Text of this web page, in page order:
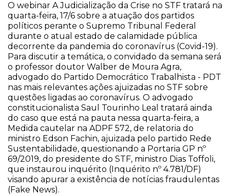
O webinar A Judicialização da Crise no STF tratará na
quarta-feira, 17/6 sobre a atuação dos partidos
políticos perante o Supremo Tribunal Federal
durante o atual estado de calamidade pública
decorrente da pandemia do coronavírus (Covid-19).
Para discutir a temática, o convidado da semana será
o professor doutor Walber de Moura Agra,
advogado do Partido Democrático Trabalhista - PDT
nas mais relevantes ações ajuizadas no STF sobre
questões ligadas ao coronavírus. O advogado
constitucionalista Saul Tourinho Leal tratará ainda
do caso que está na pauta nessa quarta-feira, a
Medida cautelar na ADPF 572, de relatoria do
ministro Edson Fachin, ajuizada pelo partido Rede
Sustentabilidade, questionando a Portaria GP nº
69/2019, do presidente do STF, ministro Dias Toffoli,
que instaurou inquérito (Inquérito nº 4.781/DF)
visando apurar a existência de notícias fraudulentas
(Fake News).